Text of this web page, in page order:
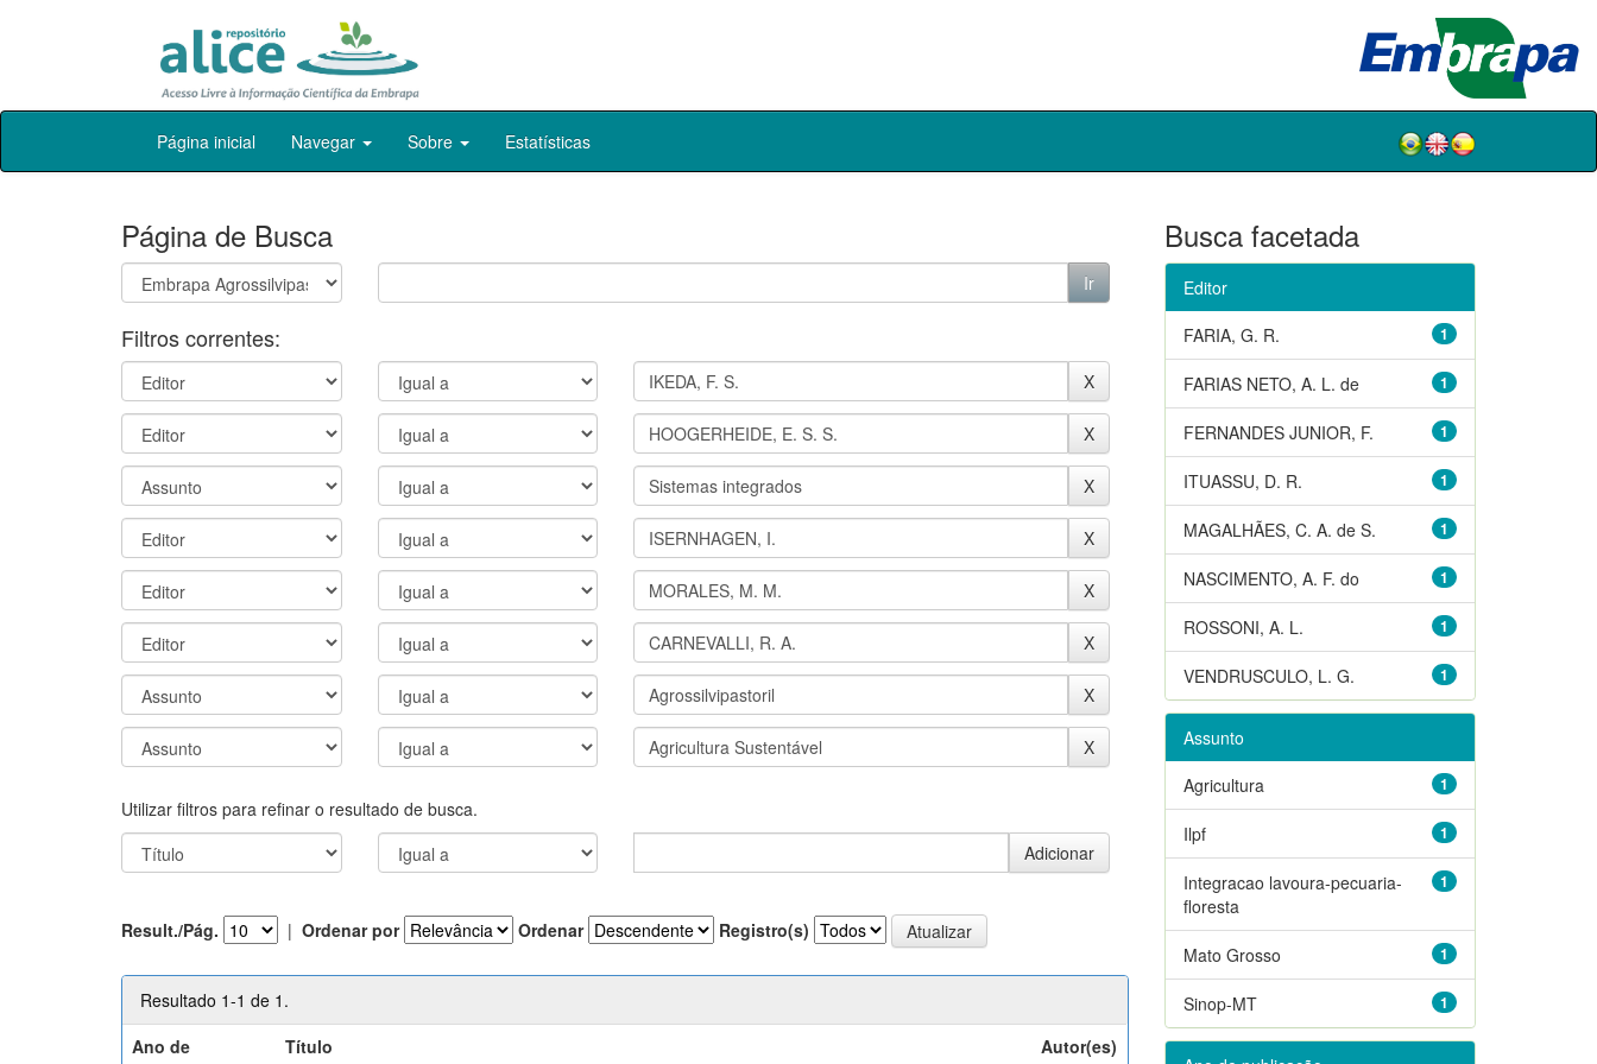
Skip
Página inicial Navegar Sobre Estatísticas
Página de Busca
Filtros correntes:
Utilizar filtros para refinar o resultado de busca.
Result./Pág. | Ordenar por Ordenar Registro(s)
Resultado 1-1 de 1.
Ano de
Título Autor(es)
Busca facetada
Editor
1
FARIA, G. R.
1
FARIAS NETO, A. L. de
1
FERNANDES JUNIOR, F.
1
ITUASSU, D. R.
1
MAGALHÃES, C. A. de S.
1
NASCIMENTO, A. F. do
1
ROSSONI, A. L.
1
VENDRUSCULO, L. G.
Assunto
1
Agricultura
1
Ilpf
1
Integracao lavoura-pecuaria-
floresta
1
Mato Grosso
1
Sinop-MT